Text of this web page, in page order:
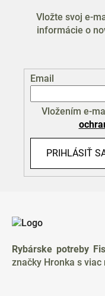
Vložte svoj e-
informácie o
Email
Vložením e-
PRIHLÁSIŤ
Rybárske potreby
značky Hronka s